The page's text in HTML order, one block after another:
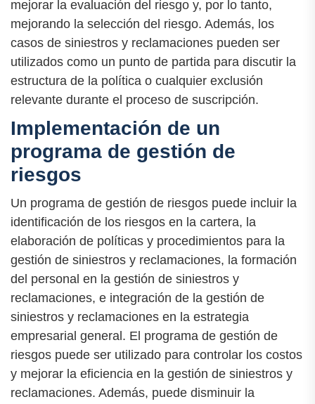
mejorar la evaluación del riesgo y, por lo tanto,
mejorando la selección del riesgo. Además, los
casos de siniestros y reclamaciones pueden ser
utilizados como un punto de partida para discutir la
estructura de la política o cualquier exclusión
relevante durante el proceso de suscripción.
Implementación de un
programa de gestión de
riesgos
Un programa de gestión de riesgos puede incluir la
identificación de los riesgos en la cartera, la
elaboración de políticas y procedimientos para la
gestión de siniestros y reclamaciones, la formación
del personal en la gestión de siniestros y
reclamaciones, e integración de la gestión de
siniestros y reclamaciones en la estrategia
empresarial general. El programa de gestión de
riesgos puede ser utilizado para controlar los costos
y mejorar la eficiencia en la gestión de siniestros y
reclamaciones. Además, puede disminuir la